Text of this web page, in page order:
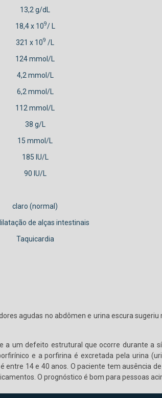
13,2 g/dL
18,4 x 109/ L
321 x 109 /L
124 mmol/L
4,2 mmol/L
6,2 mmol/L
112 mmol/L
38 g/L
15 mmol/L
185 IU/L
90 IU/L
claro (normal)
de alças intestinais
Taquicardia
agudas no abdômen e urina escura
um defeito estrutural que ocorre durante a
e a porfirina é excretada pela urina
14 e 40 anos. O paciente tem ausência
O prognóstico é bom para pessoas